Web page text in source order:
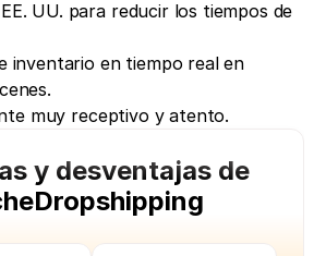
UU. para reducir los tiempos de
inventario en tiempo real en
muy receptivo y atento.
y desventajas de